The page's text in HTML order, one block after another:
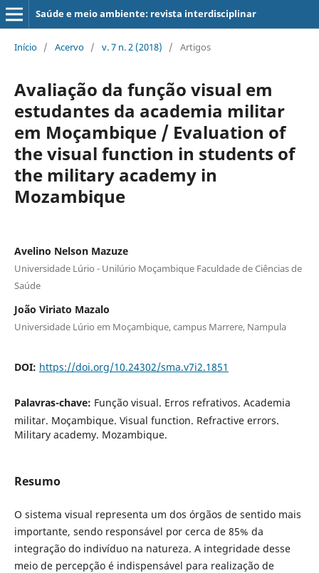
Saúde e meio ambiente: revista interdisciplinar
Início / Acervo / v. 7 n. 2 (2018) / Artigos
Avaliação da função visual em
estudantes da academia militar
em Moçambique / Evaluation of
the visual function in students of
the military academy in
Mozambique
Avelino Nelson Mazuze
Universidade Lúrio - Unilúrio Moçambique Faculdade de Ciências de
Saúde
João Viriato Mazalo
Universidade Lúrio em Moçambique, campus Marrere, Nampula
DOI: https://doi.org/10.24302/sma.v7i2.1851
Palavras-chave: Função visual. Erros refrativos. Academia
militar. Moçambique. Visual function. Refractive errors.
Military academy. Mozambique.
Resumo
O sistema visual representa um dos órgãos de sentido mais
importante, sendo responsável por cerca de 85% da
integração do indivíduo na natureza. A integridade desse
meio de percepção é indispensável para realização de